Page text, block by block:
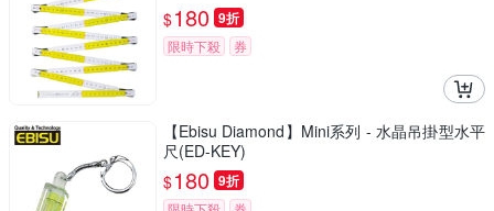
$180 9折
限時下殺 券
【Ebisu Diamond】Mini系列 - 水晶吊掛型水平
尺(ED-KEY)
$180 9折